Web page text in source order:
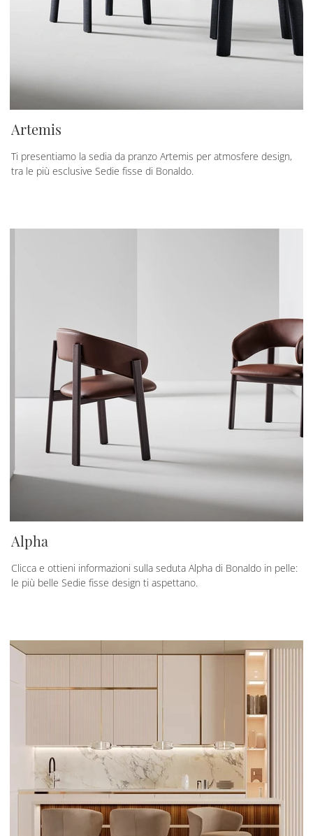
Artemis
Ti presentiamo la sedia da pranzo Artemis per atmosfere design,
tra le più esclusive Sedie fisse di Bonaldo.
Alpha
Clicca e ottieni informazioni sulla seduta Alpha di Bonaldo in pelle:
le più belle Sedie fisse design ti aspettano.